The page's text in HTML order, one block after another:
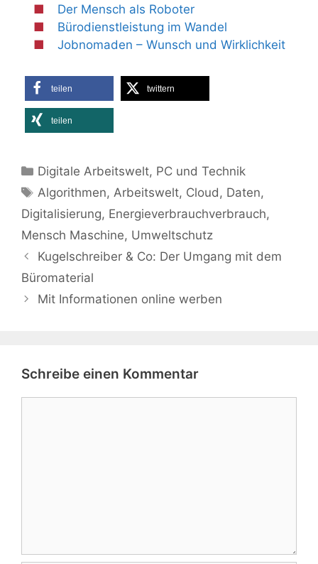
Der Mensch als Roboter
Bürodienstleistung im Wandel
Jobnomaden – Wunsch und Wirklichkeit
teilen twittern
teilen
Kategorien
Digitale Arbeitswelt, PC und Technik
Schlagwörter
Algorithmen, Arbeitswelt, Cloud , Daten,
Digitalisierung, Energieverbrauchverbrauch,
Mensch Maschine, Umweltschutz
Kugelschreiber & Co: Der Umgang mit dem
Büromaterial
Mit Informationen online werben
Schreibe einen Kommentar